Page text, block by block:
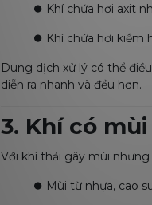
⏺️ Khí chứa hơi axit
⏺️ Khí chứa hơi kiềm
Dung dịch xử lý có thể
diễn ra nhanh và đều hơn.
3. Khí có
Với khí thải gây mùi nhưng
⏺️ Mùi từ nhựa, cao